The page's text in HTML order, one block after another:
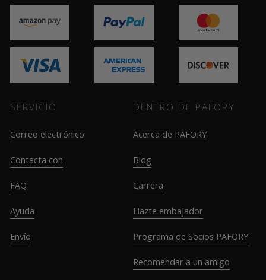
SERVICIO
Correo electrónico
Contacta con
FAQ
Ayuda
Envío
DENTRO DE PAFORY
Acerca de PAFORY
Blog
Carrera
Hazte embajador
Programa de Socios PAFORY
Recomendar a un amigo